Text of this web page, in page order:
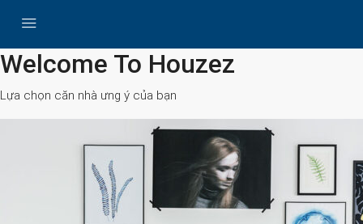
Search
Welcome To Houzez
Lựa chọn căn nhà ưng ý của bạn